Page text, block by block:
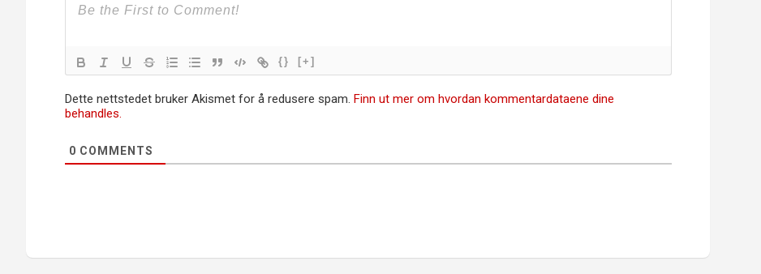
{} [+]
Dette nettstedet bruker Akismet for å redusere spam. Finn ut mer om hvordan kommentardataene dine
behandles.
0 COMMENTS